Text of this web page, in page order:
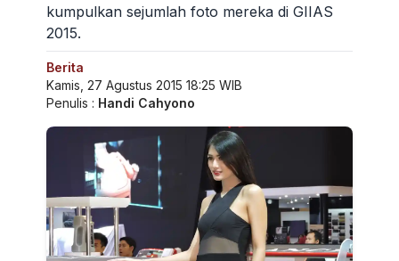
kumpulkan sejumlah foto mereka di GIIAS
2015.
Berita
Kamis, 27 Agustus 2015 18:25 WIB
Penulis : Handi Cahyono